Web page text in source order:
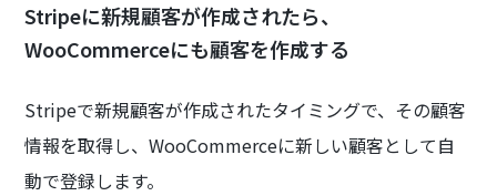
Stripeに新規顧客が作成されたら、
WooCommerceにも顧客を作成する
Stripeで新規顧客が作成されたタイミングで、その顧客
情報を取得し、WooCommerceに新しい顧客として自
動で登録します。